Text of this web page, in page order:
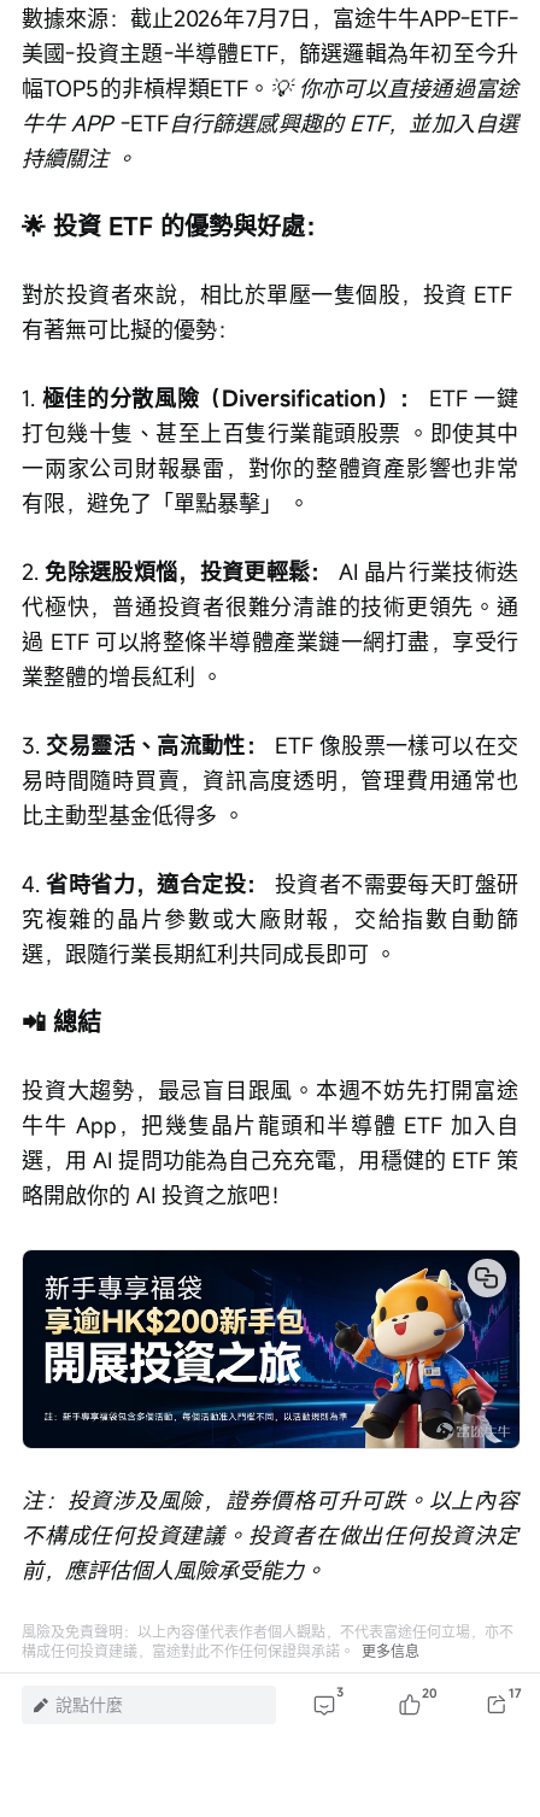
數據來源：截止2026年7月7日，富途牛牛APP-ETF-
美國-投資主題-半導體ETF，篩選邏輯為年初至今升
幅TOP5的非槓桿類ETF。 💡 你亦可以直接通過富途
牛牛 APP -ETF自行篩選感興趣的 ETF，並加入自選
持續關注 。
🌟 投資 ETF 的優勢與好處：
對於投資者來說，相比於單壓一隻個股，投資 ETF
有著無可比擬的優勢：
1. 極佳的分散風險（Diversification）：
ETF 一鍵
打包幾十隻、甚至上百隻行業龍頭股票 。即使其中
一兩家公司財報暴雷，對你的整體資產影響也非常
有限，避免了「單點暴擊」 。
2. 免除選股煩惱，投資更輕鬆：
AI 晶片行業技術迭
代極快，普通投資者很難分清誰的技術更領先。通
過 ETF 可以將整條半導體產業鏈一網打盡，享受行
業整體的增長紅利 。
3. 交易靈活、高流動性：
ETF 像股票一樣可以在交
易時間隨時買賣，資訊高度透明，管理費用通常也
比主動型基金低得多 。
4. 省時省力，適合定投：
投資者不需要每天盯盤研
究複雜的晶片參數或大廠財報，交給指數自動篩
選，跟隨行業長期紅利共同成長即可 。
📲 總結
投資大趨勢，最忌盲目跟風。本週不妨先打開富途
牛牛 App，把幾隻晶片龍頭和半導體 ETF 加入自
選，用 AI 提問功能為自己充充電，用穩健的 ETF 策
略開啟你的 AI 投資之旅吧！
注：投資涉及風險，證券價格可升可跌。以上內容
不構成任何投資建議。投資者在做出任何投資決定
前，應評估個人風險承受能力。
風險及免責聲明：以上內容僅代表作者個人觀點，不代表富途任何立場，亦不
構成任何投資建議，富途對此不作任何保證與承諾。
更多信息
18
說點什麼
3 20 17